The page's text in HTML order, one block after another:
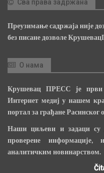
Сва права задржана
Преузимање садржаја није
без писане дозволе
О нама
Крушевац ПРЕСС је први
Интернет медиј у нашем
портал за грађане Расинског
Наши циљеви и задаци су
проверене
аналитичким новинарством.